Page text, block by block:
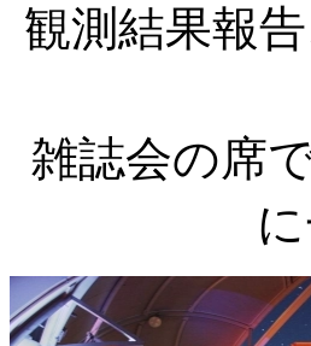
観測結果報
雑誌会の席